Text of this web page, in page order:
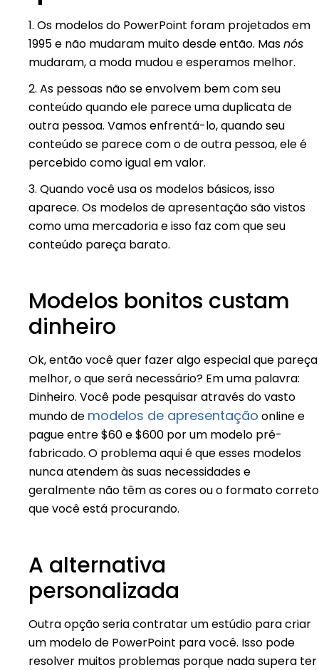
1. Os modelos do PowerPoint foram projetados em
1995 e não mudaram muito desde então. Masnós
mudaram, a moda mudou e esperamos melhor.
2. As pessoas não se envolvem bem com seu
conteúdo quando ele parece uma duplicata de
outra pessoa. Vamos enfrentá-lo, quando seu
conteúdo se parece com o de outra pessoa, ele é
percebido como igual em valor.
3. Quando você usa os modelos básicos, isso
aparece. Os modelos de apresentação são vistos
como uma mercadoria e isso faz com que seu
conteúdo pareça barato.
Modelos bonitos custam
dinheiro
Ok, então você quer fazer algo especial que pareça
melhor, o que será necessário? Em uma palavra:
Dinheiro. Você pode pesquisar através do vasto
mundo de modelos de apresentação online e
pague entre $60 e $600 por um modelo pré-
fabricado. O problema aqui é que esses modelos
nunca atendem às suas necessidades e
geralmente não têm as cores ou o formato correto
que você está procurando.
A alternativa
personalizada
Outra opção seria contratar um estúdio para criar
um modelo de PowerPoint para você. Isso pode
resolver muitos problemas porque nada supera ter